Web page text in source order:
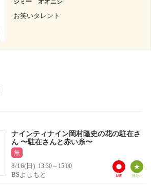
ジミー オオニシ
お笑いタレント
ナインティナイン岡村隆史の花の駐在さ
ん 〜駐在さんと赤い糸〜
無
8/16(日) 13:30～15:00
BSよしもと